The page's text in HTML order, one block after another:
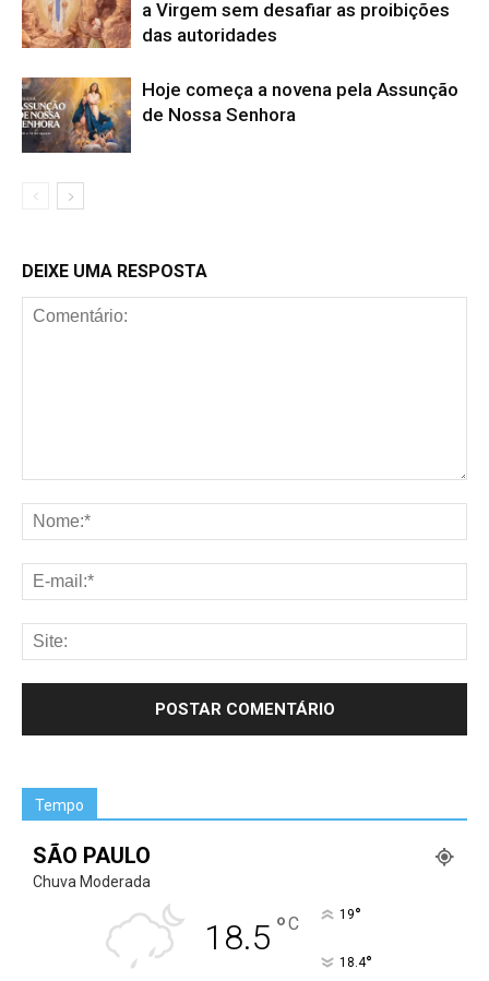
a Virgem sem desafiar as proibições
das autoridades
Hoje começa a novena pela Assunção
de Nossa Senhora
DEIXE UMA RESPOSTA
Tempo
SÃO PAULO
Chuva Moderada
18.5 °C 19°
18.4°